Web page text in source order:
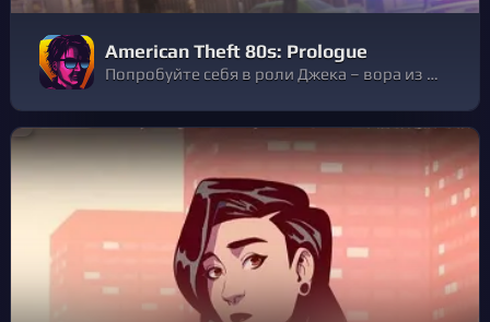
American Theft 80s: Prologue
Попробуйте себя в роли Джека – вора из 1980-х. Хватайте все подряд – видео- и аудио-кассеты и прочие винтажные штуки в прологе игры American Theft 80s! Последняя игра от разработчиков THIEF SIMULATOR.